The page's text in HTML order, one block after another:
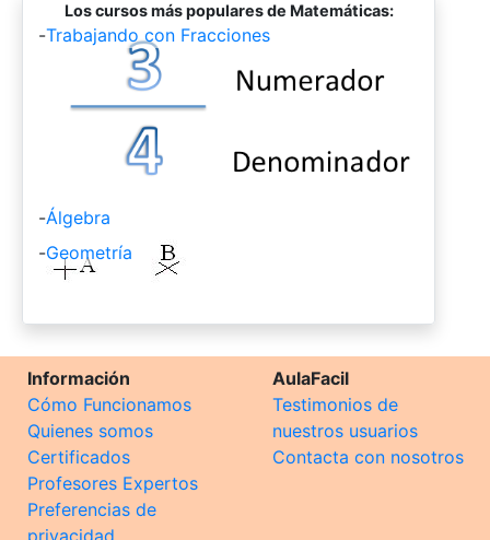
Los cursos más populares de Matemáticas:
-Trabajando con Fracciones
-Álgebra
-Geometría
Información
Cómo Funcionamos
Quienes somos
Certificados
Profesores Expertos
Preferencias de
privacidad
AulaFacil
Testimonios de
nuestros usuarios
Contacta con nosotros